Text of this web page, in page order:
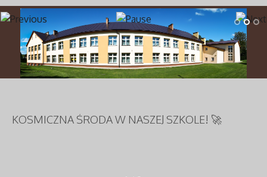
KOSMICZNA ŚRODA W NASZEJ SZKOLE! 🚀